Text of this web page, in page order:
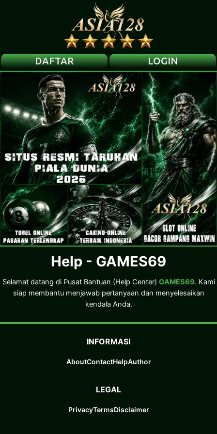
DAFTAR LOGIN
Help - GAMES69
Selamat datang di Pusat Bantuan (Help Center) GAMES69. Kami
siap membantu menjawab pertanyaan dan menyelesaikan
kendala Anda.
INFORMASI
AboutContactHelpAuthor
LEGAL
PrivacyTermsDisclaimer